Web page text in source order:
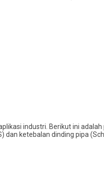
industri. Berikut ini
dan ketebalan dinding pipa